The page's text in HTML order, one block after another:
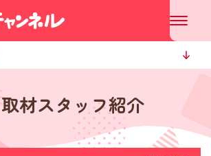
取材スタッフ紹介